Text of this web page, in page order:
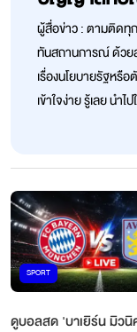
ผู้สื่อข่าว : ตามติดทุ
ทันสถานการณ์ ด้วยส
เรื่องนโยบายรัฐหรื
เข้าใจง่าย รู้เลย นำไ
SPORT
ดูบอลสด 'บาเยิร์น มิว